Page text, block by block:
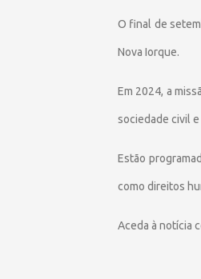
O final de
Nova Iorque.
Em 2024, a
sociedade civil
Estão
como direitos
Aceda à notícia